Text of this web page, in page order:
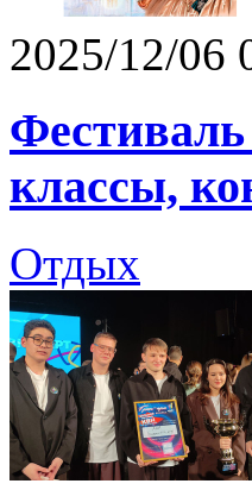
2025/12/06
классы,
Отдых